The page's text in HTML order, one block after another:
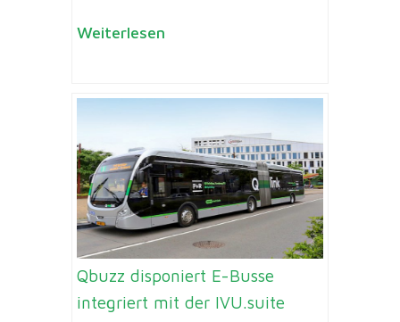
Weiterlesen
Qbuzz disponiert E-Busse
integriert mit der IVU.suite